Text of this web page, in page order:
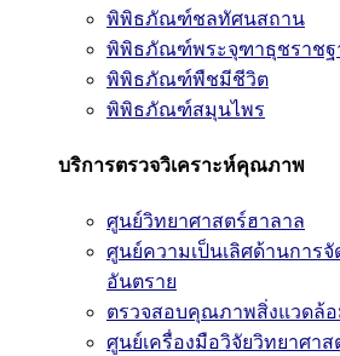
พิพิธภัณฑ์ชลทัศนสถาน
พิพิธภัณฑ์พระจุฑาธุชราชฐ
พิพิธภัณฑ์พืชมีชีวิต
พิพิธภัณฑ์สมุนไพร
บริการตรวจวิเคราะห์คุณภาพ
ศูนย์วิทยาศาสตร์ฮาลาล
ศูนย์ความเป็นเลิศด้านการจั
อันตราย
ตรวจสอบคุณภาพสิ่งแวดล้อ
ศูนย์เครื่องมือวิจัยวิทยาศา